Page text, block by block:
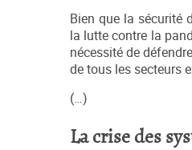
Bien que la sécurité
la lutte contre la
nécessité de
de tous les secteurs
(…)
La crise des